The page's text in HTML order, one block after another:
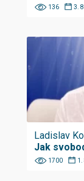
136 3.
Ladislav
Jak
1700 1.